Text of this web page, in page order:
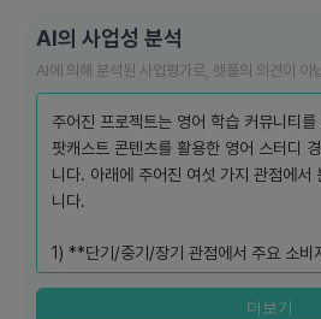
AI의 사업성 분석
AI에 의해 분석된 사업평가로, 렛플의 의견이 아
주어진 프로젝트는 영어 학습 커뮤니티
팟캐스트 콘텐츠를 활용한 영어 스터디
니다. 아래에 주어진 여섯 가지 관점에서
니다.
1) **단기/중기/장기 관점에서 주요 소비
니즈 분석**
더보기